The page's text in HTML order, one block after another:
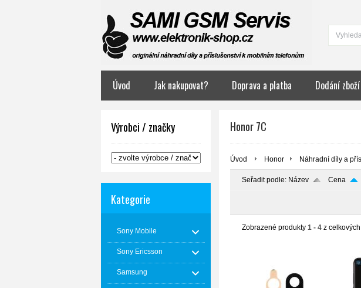
Úvod Jak nakupovat? Doprava a platba Dodání zboží
Výrobci / značky
Kategorie
Sony Mobile
Sony Ericsson
Samsung
Honor 7C
Úvod Honor Náhradní díly a
Seřadit podle: Název Cena
Zobrazené produkty 1 - 4 z celkových